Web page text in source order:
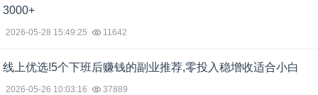
3000+
2026-05-28 15:49:25 11642
线上优选!5个下班后赚钱的副业推荐,零投入稳增收适合小白
2026-05-26 10:03:16 37889